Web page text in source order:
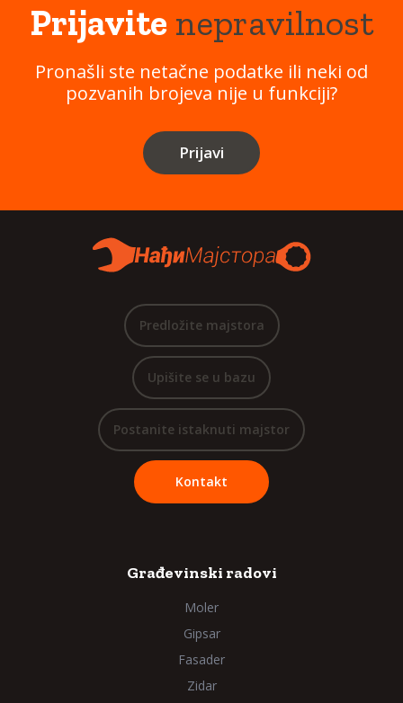
Prijavitenepravilnost
Pronašli ste netačne podatke ili neki od
pozvanih brojeva nije u funkciji?
Prijavi
Predložite majstora
Upišite se u bazu
Postanite istaknuti majstor
Kontakt
Građevinski radovi
Moler
Gipsar
Fasader
Zidar